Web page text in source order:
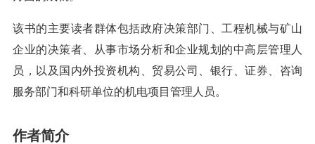
该书的主要读者群体包括政府决策部门、工程机械与矿山
企业的决策者、从事市场分析和企业规划的中高层管理人
员，以及国内外投资机构、贸易公司、银行、证券、咨询
服务部门和科研单位的机电项目管理人员。
作者简介